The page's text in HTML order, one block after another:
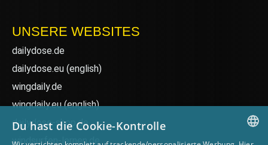
UNSERE WEBSITES
dailydose.de
dailydose.eu (english)
wingdaily.de
wingdaily.eu(english)
dailydose-shop.de
windsurfen-lernen.de
Du hast die Cookie-Kontrolle